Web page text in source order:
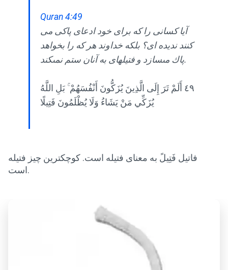
Quran 4:49
آیا کسانی را که برای خود ادعای پاکی می
کنند ندیده ای؟ بلكه خداوند هر كه را بخواهد
پاك مى‏سازد و فتيله‏اى به آنان ستم نمى‏كند.
٤٩ أَلَمْ تَرَ إِلَى الَّذِينَ يُزَكُّونَ أَنْفُسَهُمْ ۚ بَلِ اللَّهُ
يُزَكِّي مَنْ يَشَاءُ وَلَا يُظْلَمُونَ فَتِيلًا
فاتیل فَتِیلً به معنای فتیله است. کوچکترین چیز فتیله
است.